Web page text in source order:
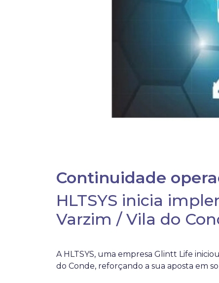
Continuidade
HLTSYS inicia
Varzim / Vila do
A HLTSYS, uma empresa Glintt Life
do Conde, reforçando a sua aposta em